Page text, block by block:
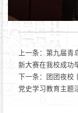
上一条： 第九届青
新大赛在我校成功
下一条：
团团夜校
党史学习教育主题